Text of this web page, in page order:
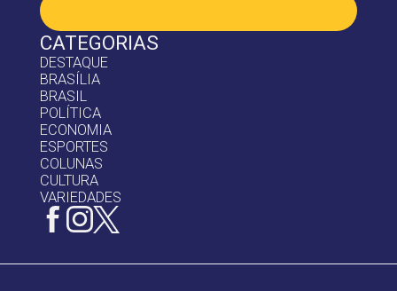
CATEGORIAS
DESTAQUE
BRASÍLIA
BRASIL
POLÍTICA
ECONOMIA
ESPORTES
COLUNAS
CULTURA
VARIEDADES